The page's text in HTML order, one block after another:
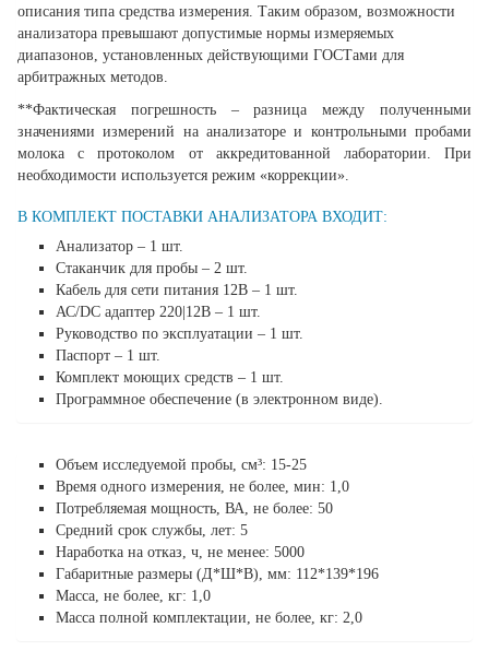
описания типа средства измерения. Таким образом, возможности
анализатора превышают допустимые нормы измеряемых
диапазонов, установленных действующими ГОСТами для
арбитражных методов.
**Фактическая погрешность – разница между полученными
значениями измерений на анализаторе и контрольными пробами
молока с протоколом от аккредитованной лаборатории. При
необходимости используется режим «коррекции».
В КОМПЛЕКТ ПОСТАВКИ АНАЛИЗАТОРА ВХОДИТ:
Анализатор – 1 шт.
Стаканчик для пробы – 2 шт.
Кабель для сети питания 12В – 1 шт.
АС/DC адаптер 220|12В – 1 шт.
Руководство по эксплуатации – 1 шт.
Паспорт – 1 шт.
Комплект моющих средств – 1 шт.
Программное обеспечение (в электронном виде).
Объем исследуемой пробы, см³: 15-25
Время одного измерения, не более, мин: 1,0
Потребляемая мощность, ВА, не более: 50
Средний срок службы, лет: 5
Наработка на отказ, ч, не менее: 5000
Габаритные размеры (Д*Ш*В), мм: 112*139*196
Масса, не более, кг: 1,0
Масса полной комплектации, не более, кг: 2,0